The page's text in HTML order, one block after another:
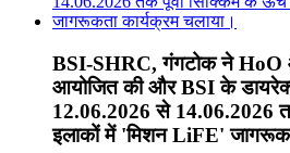
BSI-SHRC, गंगटोक ने
आयोजित की और BSI के
12.06.2026 से 14.06.2026
इलाकों में 'मिशन LiFE'